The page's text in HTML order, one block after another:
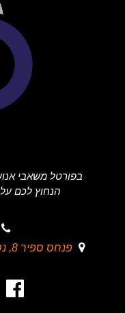
בפורטל משאבי
הנחוץ לכם על
פנחס ספיר 8, נס ציונה